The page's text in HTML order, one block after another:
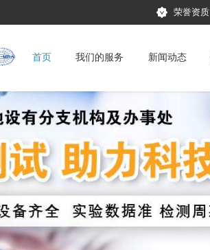
荣誉资质
首页 我们的服务 新闻动态